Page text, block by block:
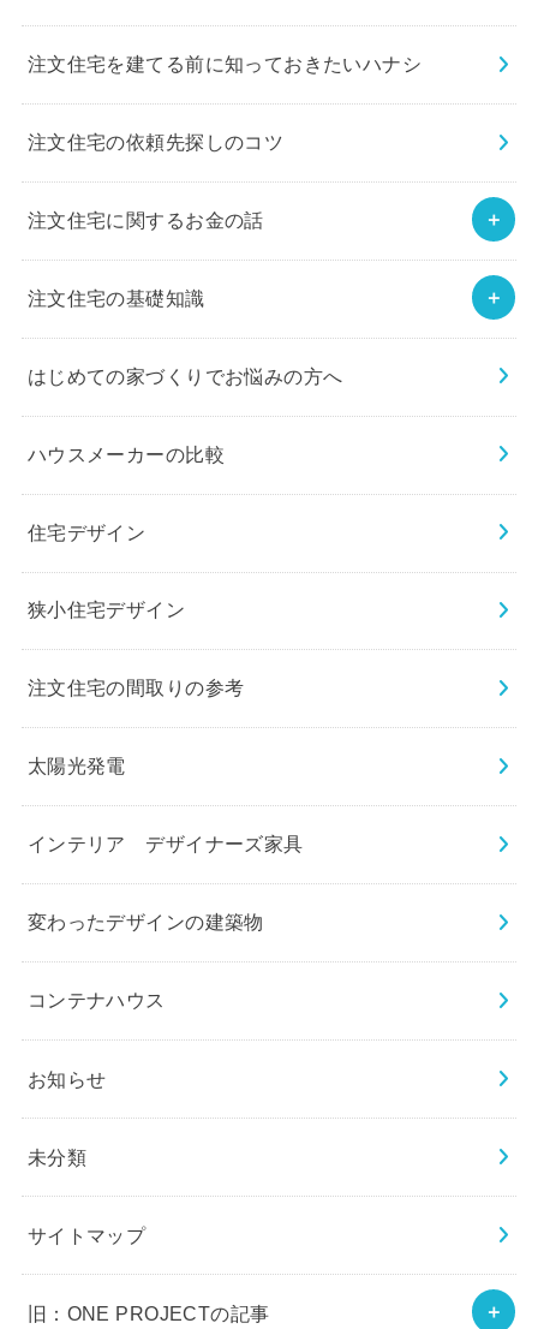
注文住宅を建てる前に知っておきたいハナシ
注文住宅の依頼先探しのコツ
注文住宅に関するお金の話
注文住宅の基礎知識
はじめての家づくりでお悩みの方へ
ハウスメーカーの比較
住宅デザイン
狭小住宅デザイン
注文住宅の間取りの参考
太陽光発電
インテリア デザイナーズ家具
変わったデザインの建築物
コンテナハウス
お知らせ
未分類
サイトマップ
旧：ONE PROJECTの記事